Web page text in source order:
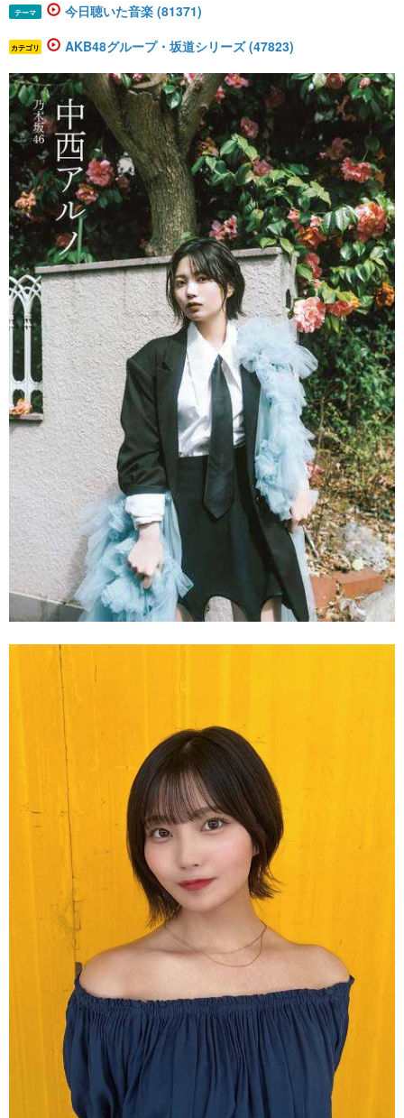
テーマ 今日聴いた音楽 (81371)
カテゴリ AKB48グループ・坂道シリーズ (47823)